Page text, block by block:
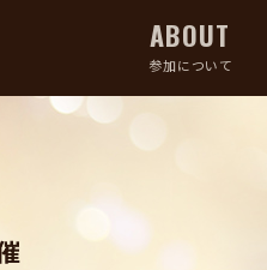
ABOUT
参加について